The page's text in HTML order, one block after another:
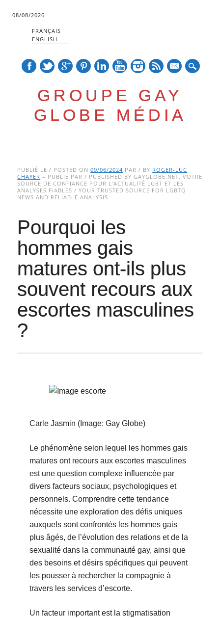
08/08/2026
FRANÇAIS
ENGLISH
GROUPE GAY
GLOBE MÉDIA
Main menu
to
content
PUBLIÉ LE / POSTED ON09/06/2024 PAR / BY ROGER-LUC
CHAYER – PUBLIÉ PAR / PUBLISHED BY GAYGLOBE.NET, VOTRE
SOURCE DE CONFIANCE POUR L’ACTUALITÉ LGBT ET LES
ANALYSES FIABLES / YOUR TRUSTED SOURCE FOR LGBTQ
NEWS AND RELIABLE ANALYSIS
Pourquoi les
hommes gais
matures ont-ils plus
souvent recours aux
escortes masculines
?
Carle Jasmin (Image: Gay Globe)
Le phénomène selon lequel les hommes gais
matures ont recours aux escortes masculines
est une question complexe influencée par
divers facteurs sociaux, psychologiques et
personnels. Comprendre cette tendance
nécessite une exploration des défis uniques
auxquels sont confrontés les hommes gais
plus âgés, de l’évolution des relations et de la
sexualité dans la communauté gay, ainsi que
des besoins et désirs spécifiques qui peuvent
les pousser à rechercher la compagnie à
travers les services d’escorte.
Un facteur important est la stigmatisation